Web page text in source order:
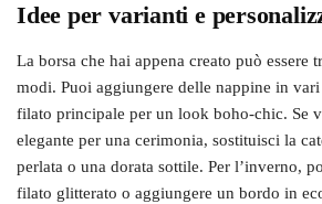
Idee per varianti e
La borsa che hai appena creato può essere
modi. Puoi aggiungere delle nappine in
filato principale per un look boho-chic. Se
elegante per una cerimonia, sostituisci la
perlata o una dorata sottile. Per l’inverno,
filato glitterato o aggiungere un bordo in